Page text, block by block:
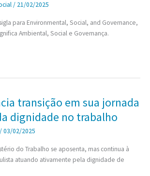
/ 21/02/2025
para Environmental, Social, and Governance,
Ambiental, Social e Governança.
transição em sua jornada
dignidade no trabalho
/03/02/2025
do Trabalho se aposenta, mas continua à
atuando ativamente pela dignidade de